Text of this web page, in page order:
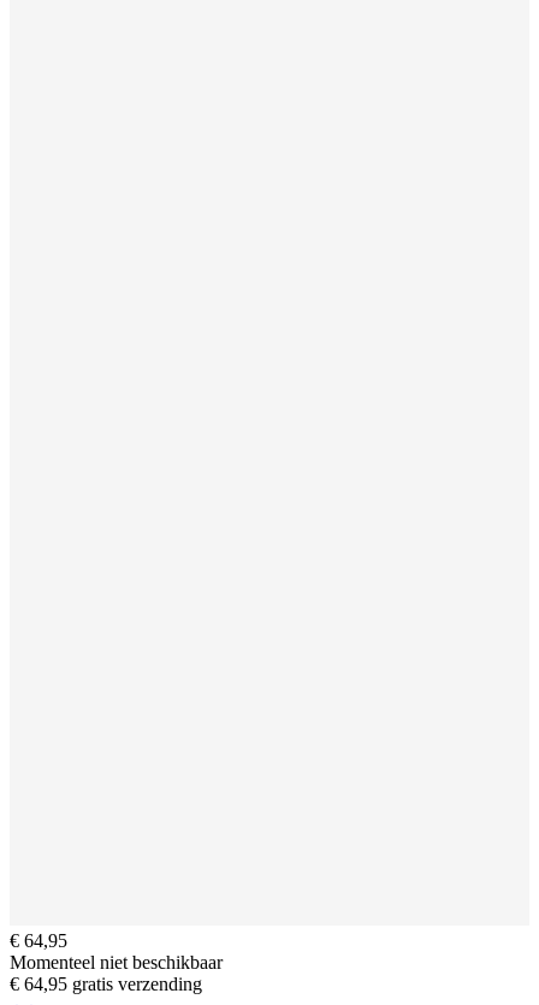
€ 64,95
Momenteel niet beschikbaar
€ 64,95 gratis verzending